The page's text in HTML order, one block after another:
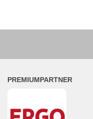
PREMIUMPARTNER